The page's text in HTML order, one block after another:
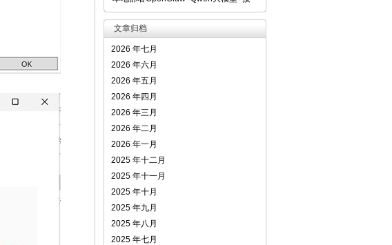
文章归档
2026 年七月
2026 年六月
2026 年五月
2026 年四月
2026 年三月
2026 年二月
2026 年一月
2025 年十二月
2025 年十一月
2025 年十月
2025 年九月
2025 年八月
2025 年七月